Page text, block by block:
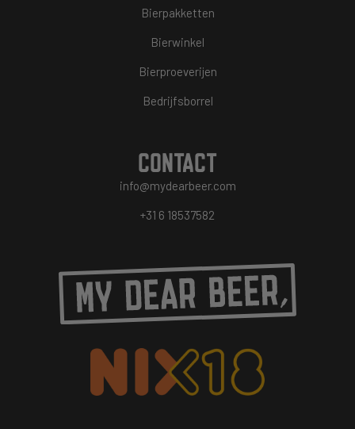
Bierpakketten
Bierwinkel
Bierproeverijen
Bedrijfsborrel
CONTACT
info@mydearbeer.com
+31 6 18537582